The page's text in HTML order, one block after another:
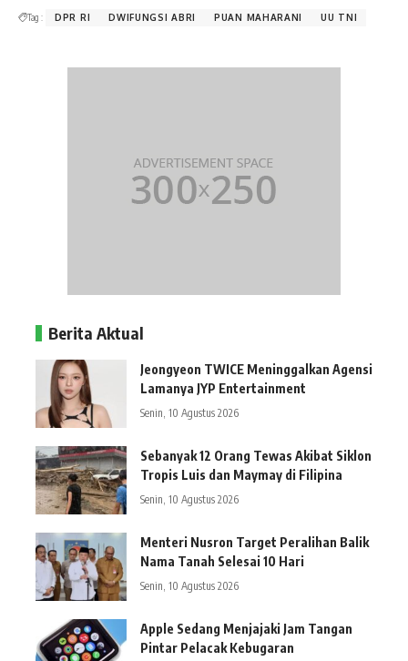
Tag : DPR RI DWIFUNGSI ABRI PUAN MAHARANI UU TNI
Berita Aktual
Jeongyeon TWICE Meninggalkan Agensi
Lamanya JYP Entertainment
Senin, 10 Agustus 2026
Sebanyak 12 Orang Tewas Akibat Siklon
Tropis Luis dan Maymay di Filipina
Senin, 10 Agustus 2026
Menteri Nusron Target Peralihan Balik
Nama Tanah Selesai 10 Hari
Senin, 10 Agustus 2026
Apple Sedang Menjajaki Jam Tangan
Pintar Pelacak Kebugaran